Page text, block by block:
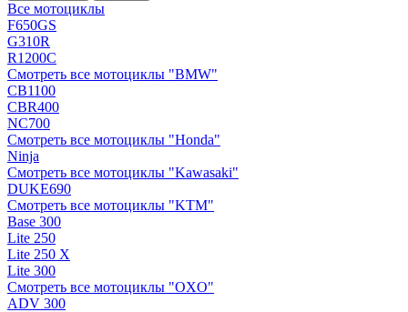
Все мотоциклы
F650GS
G310R
R1200C
Смотреть все мотоциклы "BMW"
CB1100
CBR400
NC700
Смотреть все мотоциклы "Honda"
Ninja
Смотреть все мотоциклы "Kawasaki"
DUKE690
Смотреть все мотоциклы "KTM"
Base 300
Lite 250
Lite 250 X
Lite 300
Смотреть все мотоциклы "OXO"
ADV 300